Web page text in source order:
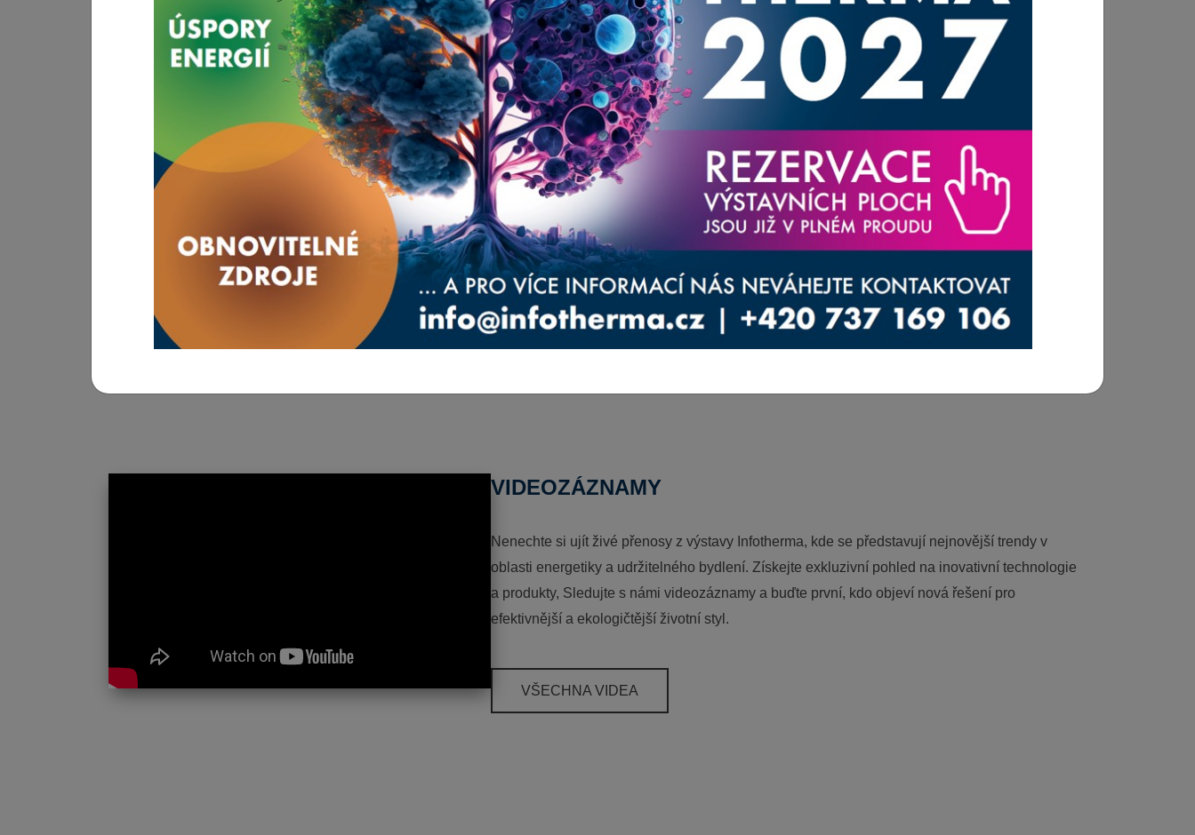
INFOTHERMA 2026
Mezinárodní výstavy, kongresy a další akce zaměřené na váš obor.
Hlavním posláním výstavy je prezentovat nejmodernější produkty, aktuality a služby, které
potencionálním zákazníkům dokáží snížit rostoucí náklady spojené s energiemi. Zároveň tato
výstava ukazuje směry, kterými se bude problematika energií a úspor v nejbližší době ubírat. Je
zřejmé, že bez inovací, chytrých řešení či změnách přístupu budou některé objekty dlouhodobě
ekonomicky neudržitelné nebo v nejlepším případě provozně extrémně nákladné.
REGISTRACE
VIDEOZÁZNAMY
Nenechte si ujít živé přenosy z výstavy Infotherma, kde se představují nejnovější trendy v
oblasti energetiky a udržitelného bydlení. Získejte exkluzivní pohled na inovativní technologie
a produkty, Sledujte s námi videozáznamy a buďte první, kdo objeví nová řešení pro
efektivnější a ekologičtější životní styl.
VŠECHNA VIDEA